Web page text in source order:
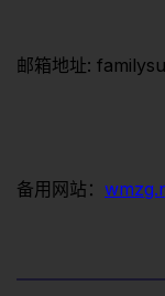
邮箱地址:
备用网站：